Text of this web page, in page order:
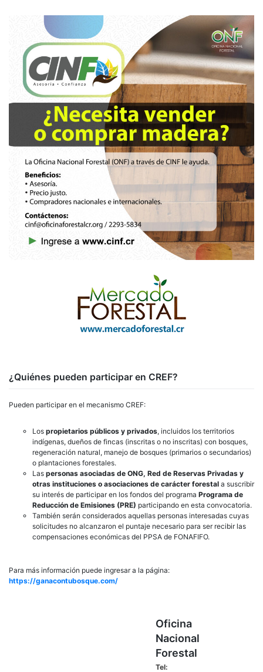
¿Quiénes pueden participar en CREF?
Pueden participar en el mecanismo CREF:
Los propietarios públicos y privados, incluidos los territorios
indígenas, dueños de fincas (inscritas o no inscritas) con bosques,
regeneración natural, manejo de bosques (primarios o secundarios)
o plantaciones forestales.
Las personas asociadas de ONG, Red de Reservas Privadas y
otras instituciones o asociaciones de carácter forestal a suscribir
su interés de participar en los fondos del programa Programa de
Reducción de Emisiones (PRE) participando en esta convocatoria.
También serán considerados aquellas personas interesadas cuyas
solicitudes no alcanzaron el puntaje necesario para ser recibir las
compensaciones económicas del PPSA de FONAFIFO.
Para más información puede ingresar a la página:
https://ganacontubosque.com/
Oficina
Nacional
Forestal
Tel: